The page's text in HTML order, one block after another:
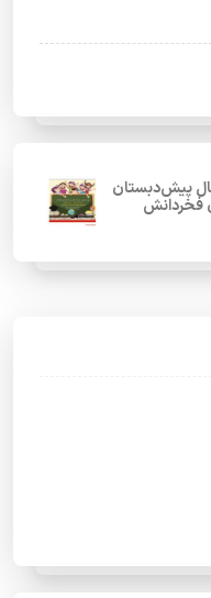
پیش‌دبستان
فخردانش